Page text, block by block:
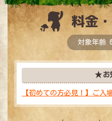
料金
対象年齢
お
【初めての方必見！】ご入